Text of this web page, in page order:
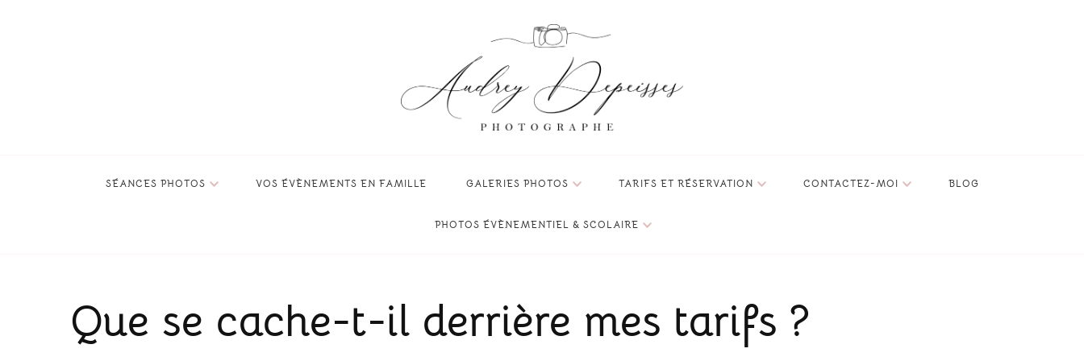
SÉANCES PHOTOS VOS ÉVÈNEMENTS EN FAMILLE GALERIES PHOTOS TARIFS ET RÉSERVATION CONTACTEZ-MOI BLOG
PHOTOS ÉVÈNEMENTIEL & SCOLAIRE
Que se cache-t-il derrière mes tarifs ?